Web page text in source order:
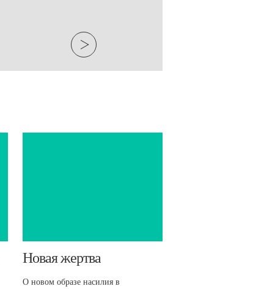
​Новая жертва
О новом образе насилия в